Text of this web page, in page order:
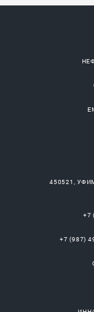
450521 ,
+7
+7 (987)